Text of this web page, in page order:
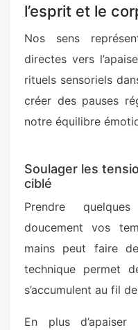
l’esprit et le
Nos sens
directes vers
rituels sensoriels
créer des pauses
notre équilibre
Soulager les
ciblé
Prendre
doucement vos
mains peut faire
technique permet
s’accumulent au fil
En plus